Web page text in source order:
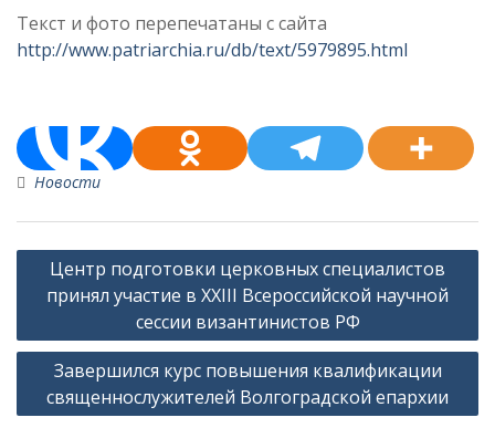
Текст и фото перепечатаны с сайта
http://www.patriarchia.ru/db/text/5979895.html
Новости
Навигация
Центр подготовки церковных специалистов
принял участие в XXIII Всероссийской научной
сессии византинистов РФ
Завершился курс повышения квалификации
священнослужителей Волгоградской епархии